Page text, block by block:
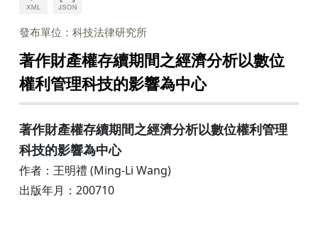
發布單位：科技法律研究所
著作財產權存續期間之經濟分析以數位
權利管理科技的影響為中心
著作財產權存續期間之經濟分析以數位權利管理
科技的影響為中心
作者：王明禮 (Ming-Li Wang)
出版年月：200710